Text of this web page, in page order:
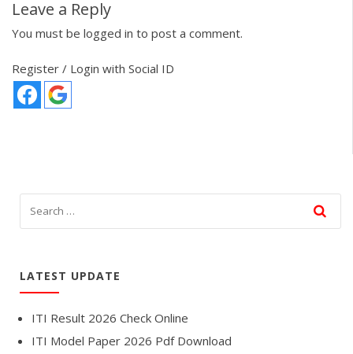
Leave a Reply
You must be logged in to post a comment.
Register / Login with Social ID
LATEST UPDATE
ITI Result 2026 Check Online
ITI Model Paper 2026 Pdf Download